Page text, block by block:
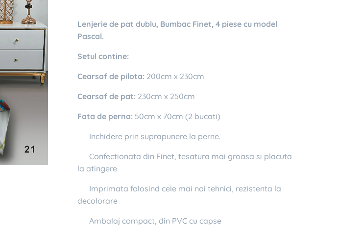
Lenjerie de pat dublu, Bumbac Finet, 4 piese cu model
Pascal.
Setul contine:
Cearsaf de pilota: 200cm x 230cm
Cearsaf de pat: 230cm x 250cm
Fata de perna: 50cm x 70cm (2 bucati)
✔ Inchidere prin suprapunere la perne.
✔ Confectionata din Finet, tesatura mai groasa si placuta
la atingere
✔ Imprimata folosind cele mai noi tehnici, rezistenta la
decolorare
✔ Ambalaj compact, din PVC cu capse